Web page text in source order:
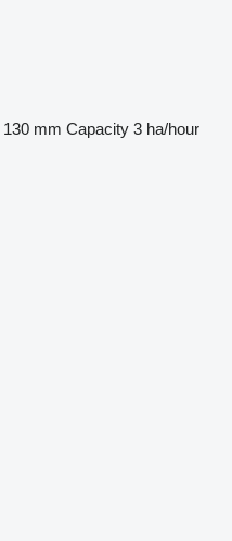
130 mm Capacity 3 ha/hour